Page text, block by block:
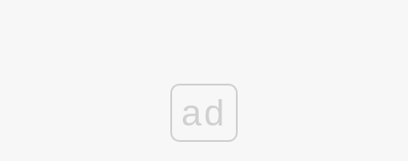
ad